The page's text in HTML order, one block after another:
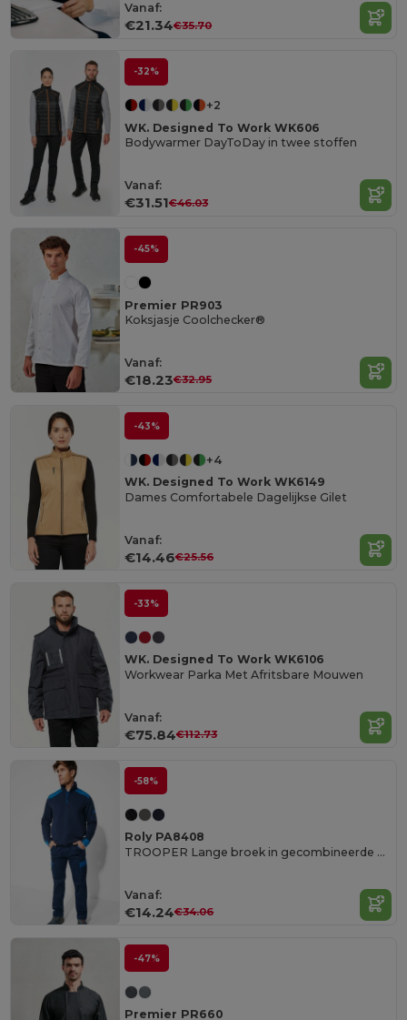
Vanaf:
€21.34€35.70
-32%
+2
WK. Designed To Work WK606
Bodywarmer DayToDay in twee stoffen
Vanaf:
€31.51€46.03
-45%
Premier PR903
Koksjasje Coolchecker®
Vanaf:
€18.23€32.95
-43%
+4
WK. Designed To Work WK6149
Dames Comfortabele Dagelijkse Gilet
Vanaf:
€14.46€25.56
-33%
WK. Designed To Work WK6106
Workwear Parka Met Afritsbare Mouwen
Vanaf:
€75.84€112.73
-58%
Roly PA8408
TROOPER Lange broek in gecombineerde kleuren
Vanaf:
€14.24€34.06
-47%
Premier PR660